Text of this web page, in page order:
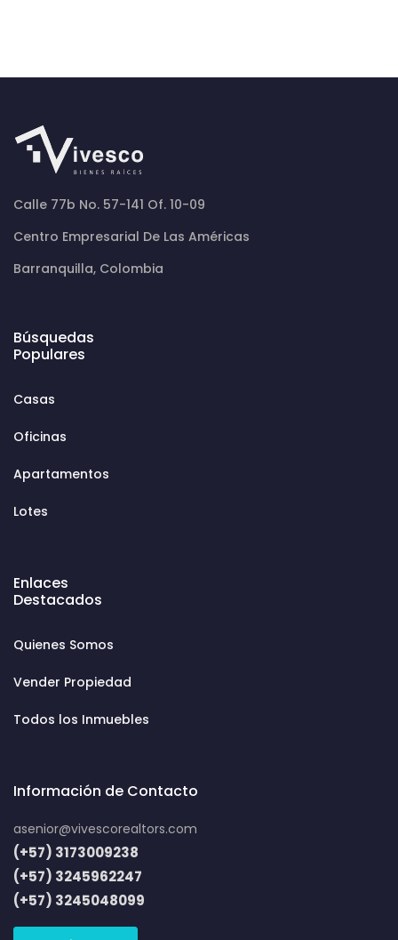
Calle 77b No. 57-141 Of. 10-09
Centro Empresarial De Las Américas
Barranquilla, Colombia
Búsquedas
Populares
Casas
Oficinas
Apartamentos
Lotes
Enlaces
Destacados
Quienes Somos
Vender Propiedad
Todos los Inmuebles
Información de Contacto
asenior@vivescorealtors.com
(+57) 3173009238
(+57) 3245962247
(+57) 3245048099